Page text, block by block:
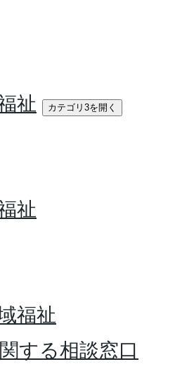
祉
カテゴリ3を開く
祉
福祉
する相談窓口